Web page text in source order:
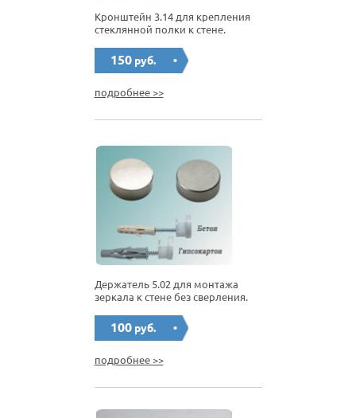
Кронштейн 3.14 для крепления
стеклянной полки к стене.
150 руб.
подробнее >>
Держатель 5.02 для монтажа
зеркала к стене без сверления.
100 руб.
подробнее >>